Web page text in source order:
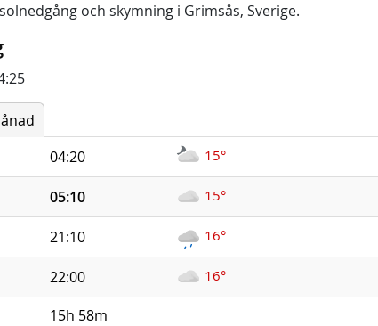
solnedgång och skymning i Grimsås, Sverige.
04:20 15°
05:10 15°
21:10 16°
22:00 16°
15h 58m